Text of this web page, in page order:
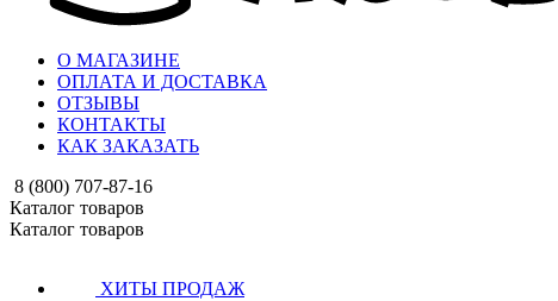
О МАГАЗИНЕ
ОПЛАТА И ДОСТАВКА
ОТЗЫВЫ
КОНТАКТЫ
КАК ЗАКАЗАТЬ
8 (800) 707-87-16
Каталог товаров
Каталог товаров
ХИТЫ ПРОДАЖ